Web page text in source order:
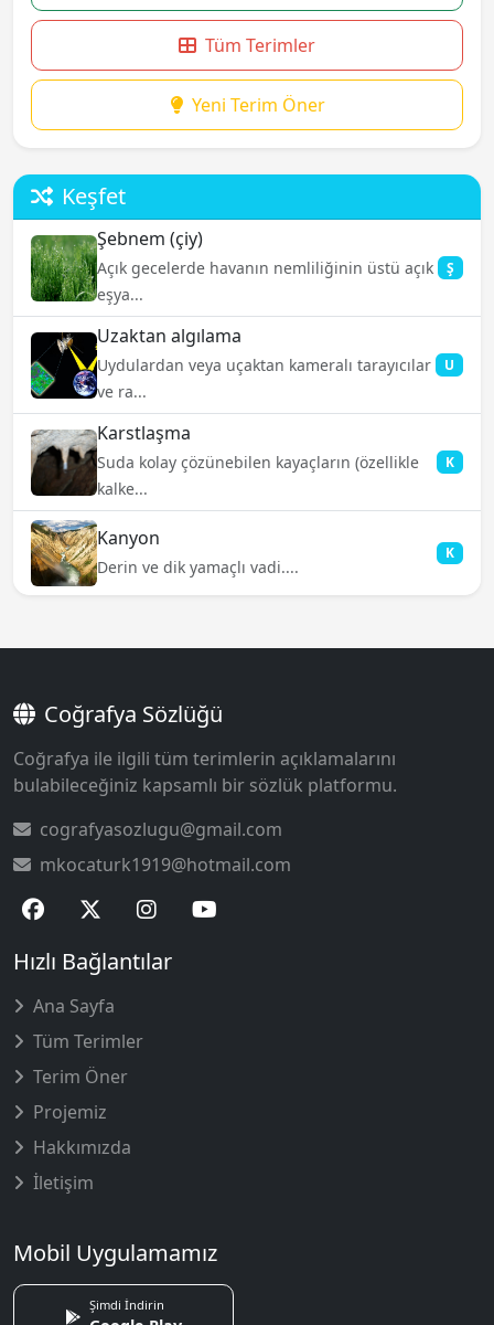
Tüm Terimler
Yeni Terim Öner
Keşfet
Şebnem (çiy)
Açık gecelerde havanın nemliliğinin üstü açık
eşya...
Ş
Uzaktan algılama
Uydulardan veya uçaktan kameralı tarayıcılar
ve ra...
U
Karstlaşma
Suda kolay çözünebilen kayaçların (özellikle
kalke...
K
Kanyon
Derin ve dik yamaçlı vadi....
K
Coğrafya Sözlüğü
Coğrafya ile ilgili tüm terimlerin açıklamalarını
bulabileceğiniz kapsamlı bir sözlük platformu.
cografyasozlugu@gmail.com
mkocaturk1919@hotmail.com
Hızlı Bağlantılar
Ana Sayfa
Tüm Terimler
Terim Öner
Projemiz
Hakkımızda
İletişim
Mobil Uygulamamız
Şimdi İndirin